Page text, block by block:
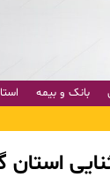
بانک و بیمه